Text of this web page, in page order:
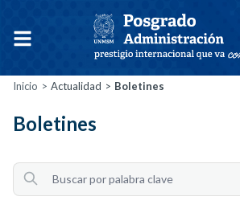
Inicio Actualidad Boletines
Boletines